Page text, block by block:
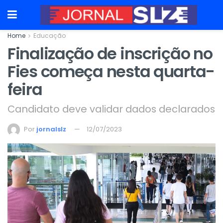
Home Educação
Finalização de inscrição no
Fies começa nesta quarta-
feira
Candidato deve validar dados declarados
Por jornalslz 12/07/2023